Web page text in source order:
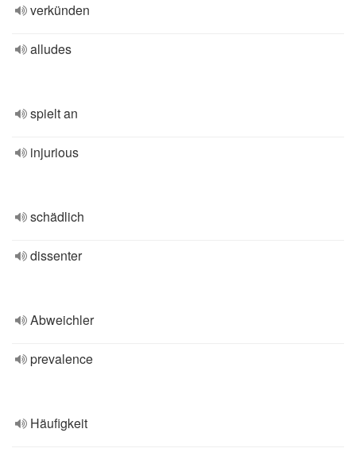
verkünden
alludes
spielt an
injurious
schädlich
dissenter
Abweichler
prevalence
Häufigkeit